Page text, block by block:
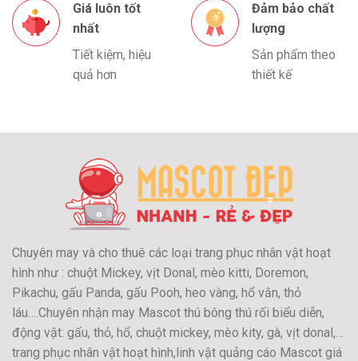
Giá luôn tốt
nhất
Tiết kiệm, hiệu
quả hơn
Đảm bảo chất
lượng
Sản phẩm theo
thiết kế
Chuyên may và cho thuê các loại trang phục nhân vật hoạt
hình như : chuột Mickey, vịt Donal, mèo kitti, Doremon,
Pikachu, gấu Panda, gấu Pooh, heo vàng, hổ vằn, thỏ
láu….Chuyên nhận may Mascot thú bông thú rối biểu diễn,
động vật: gấu, thỏ, hổ, chuột mickey, mèo kity, gà, vịt donal,…
trang phục nhân vật hoạt hình,linh vật quảng cáo Mascot giá